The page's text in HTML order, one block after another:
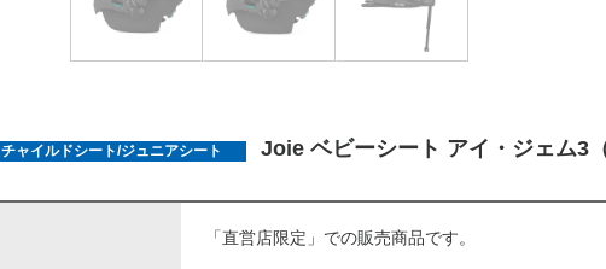
チャイルドシート/ジュニアシート Joie ベビーシート アイ・ジェム3
「直営店限定」での販売商品です。